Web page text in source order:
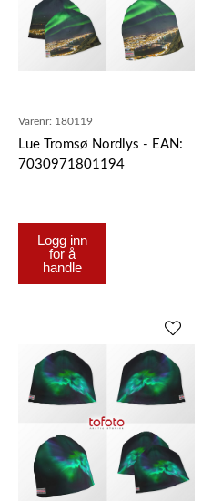
Varenr: 180119
Lue Tromsø Nordlys - EAN:
7030971801194
Logg inn
for å
handle